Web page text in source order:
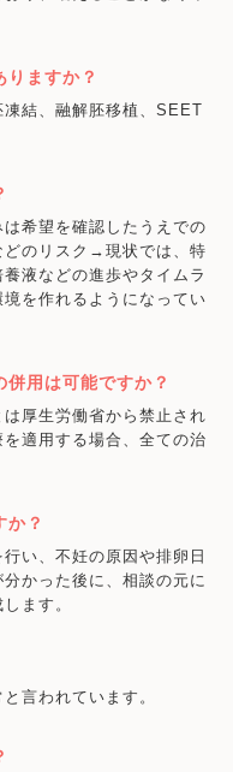
ますか？
結、融解胚移植、SEET
希望を確認したうえでの
どのリスク→現状では、特
液などの進歩やタイムラ
を作れるようになってい
用は可能ですか？
厚生労働省から禁止され
適用する場合、全ての治
か？
い、不妊の原因や排卵日
かった後に、相談の元に
ます。
言われています。